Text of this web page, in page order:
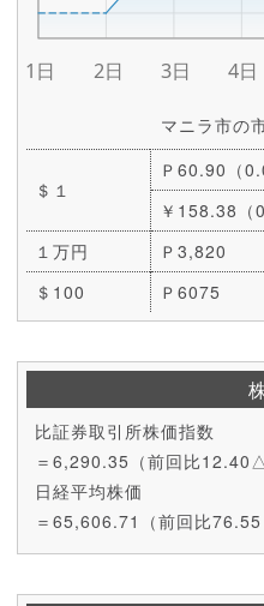
マニラ市の
＄１
Ｐ60.90（
￥158.38（
１万円
Ｐ3,820
＄100
Ｐ6075
比証券取引所株価指数
＝6,290.35（前回比12.40△
日経平均株価
＝65,606.71（前回比